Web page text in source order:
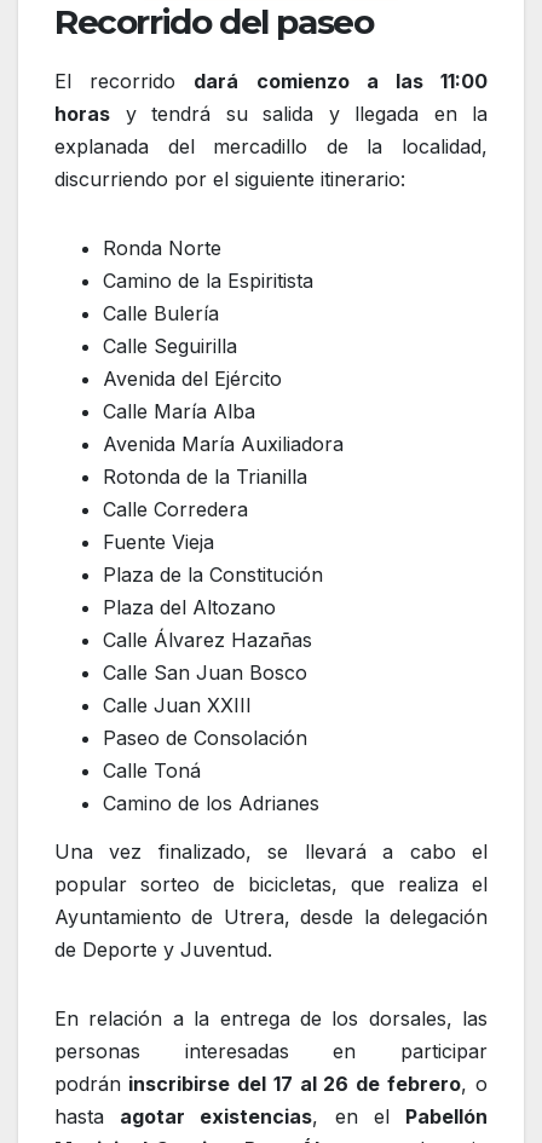
Recorrido del paseo
El recorrido dará comienzo a las 11:00
horas y tendrá su salida y llegada en la
explanada del mercadillo de la localidad,
discurriendo por el siguiente itinerario:
Ronda Norte
Camino de la Espiritista
Calle Bulería
Calle Seguirilla
Avenida del Ejército
Calle María Alba
Avenida María Auxiliadora
Rotonda de la Trianilla
Calle Corredera
Fuente Vieja
Plaza de la Constitución
Plaza del Altozano
Calle Álvarez Hazañas
Calle San Juan Bosco
Calle Juan XXIII
Paseo de Consolación
Calle Toná
Camino de los Adrianes
Una vez finalizado, se llevará a cabo el
popular sorteo de bicicletas, que realiza el
Ayuntamiento de Utrera, desde la delegación
de Deporte y Juventud.
En relación a la entrega de los dorsales, las
personas interesadas en participar
podrán inscribirse del 17 al 26 de febrero, o
hasta agotar existencias, en el Pabellón